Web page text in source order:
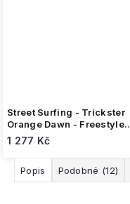
Street Surfing - Trickster
Orange Dawn - Freestyle
koloběžka
1 277 Kč
Popis Podobné (12)